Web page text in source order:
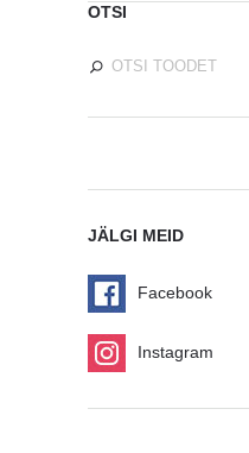
OTSI
JÄLGI MEID
Facebook
Instagram